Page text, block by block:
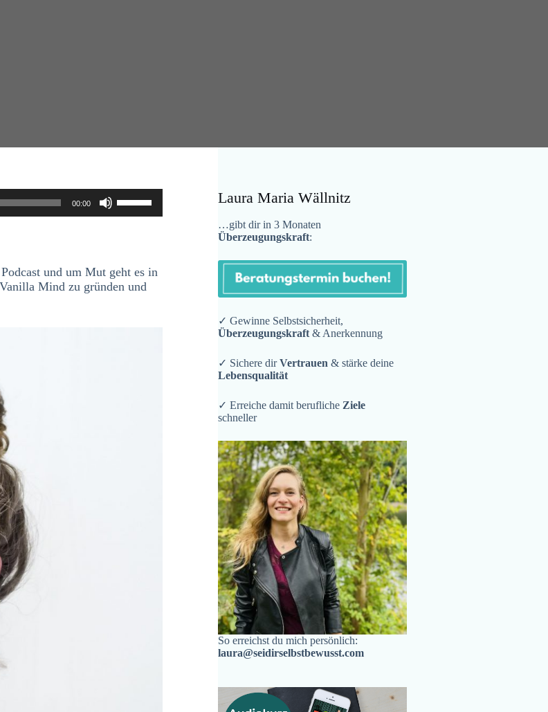
00:00
Hoch/Runter
Lautstärke
zu
und um Mut geht es in
Mind zu gründen und
Laura Maria Wällnitz
…gibt dir in 3 Monaten
Überzeugungskraft:
✓ Gewinne Selbstsicherheit,
Überzeugungskraft & Anerkennung
✓ Sichere dirVertrauen & stärke deine
Lebensqualität
✓ Erreiche damit berufliche Ziele
schneller
So erreichst du mich persönlich:
laura@seidirselbstbewusst.com